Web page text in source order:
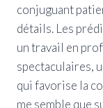
conjuguant
détails. Les
un travail en
spectaculaires,
qui favorise la
me semble que